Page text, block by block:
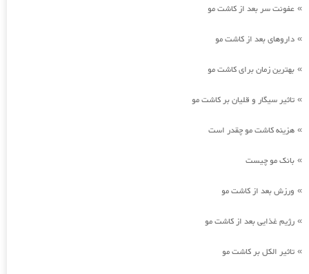
» عفونت سر بعد از کاشت مو
» داروهای بعد از کاشت مو
» بهترین زمان برای کاشت مو
» تاثیر سیگار و قلیان بر کاشت مو
» هزینه کاشت مو چقدر است
» بانک مو چیست
» ورزش بعد از کاشت مو
» رژیم غذایی بعد از کاشت مو
» تاثیر الکل بر کاشت مو